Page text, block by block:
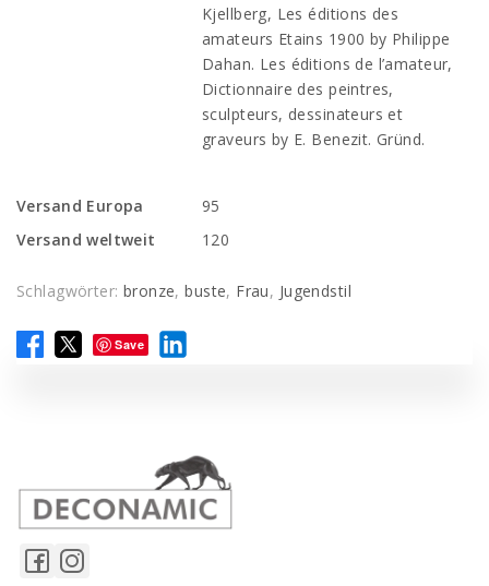
Kjellberg, Les éditions des
amateurs Etains 1900 by Philippe
Dahan. Les éditions de l’amateur,
Dictionnaire des peintres,
sculpteurs, dessinateurs et
graveurs by E. Benezit. Gründ.
Versand Europa
95
Versand weltweit
120
Schlagwörter: bronze,buste, Frau, Jugendstil
Save